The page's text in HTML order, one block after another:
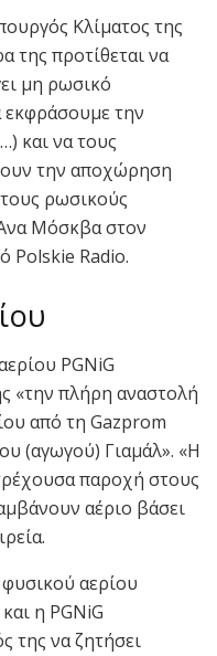
Κλίματος της
της προτίθεται να
μη ρωσικό
εκφράσουμε την
και να τους
την αποχώρηση
ρωσικούς
Μόσκβα στον
Polskie Radio.
PGNiG
«την πλήρη αναστολή
από τη Gazprom
(αγωγού) Γιαμάλ». «Η
παροχή στους
αέριο βάσει
αερίου
η PGNiG
της να ζητήσει